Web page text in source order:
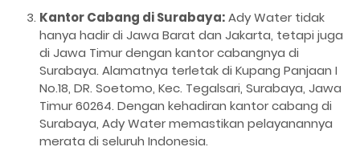
Kantor Cabang di Surabaya:Ady Water tidak
hanya hadir di Jawa Barat dan Jakarta, tetapi juga
di Jawa Timur dengan kantor cabangnya di
Surabaya. Alamatnya terletak di Kupang Panjaan I
No.18, DR. Soetomo, Kec. Tegalsari, Surabaya, Jawa
Timur 60264. Dengan kehadiran kantor cabang di
Surabaya, Ady Water memastikan pelayanannya
merata di seluruh Indonesia.